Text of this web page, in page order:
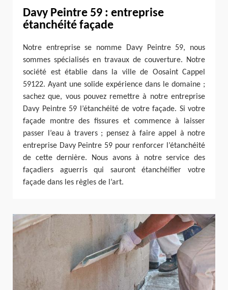
Davy Peintre 59 : entreprise
étanchéité façade
Notre entreprise se nomme Davy Peintre 59, nous
sommes spécialisés en travaux de couverture. Notre
société est établie dans la ville de Oosaint Cappel
59122. Ayant une solide expérience dans le domaine ;
sachez que, vous pouvez remettre à notre entreprise
Davy Peintre 59 l’étanchéité de votre façade. Si votre
façade montre des fissures et commence à laisser
passer l’eau à travers ; pensez à faire appel à notre
entreprise Davy Peintre 59 pour renforcer l’étanchéité
de cette dernière. Nous avons à notre service des
façadiers aguerris qui sauront étanchéifier votre
façade dans les règles de l’art.